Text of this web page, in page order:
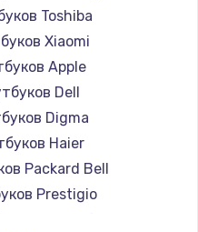
Toshiba
Xiaomi
Apple
Dell
Digma
Haier
Packard Bell
Prestigio
Microsoft